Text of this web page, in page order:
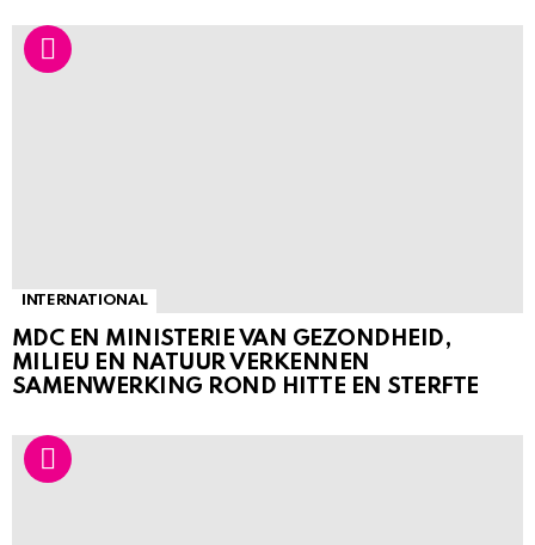
INTERNATIONAL
MDC EN MINISTERIE VAN GEZONDHEID,
MILIEU EN NATUUR VERKENNEN
SAMENWERKING ROND HITTE EN STERFTE